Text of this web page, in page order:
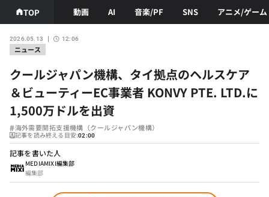
TOP 動画 AI 音楽/PF SNS アニメ/ゲーム
ニュース
2026.05.13 12:06
クールジャパン機構、タイ拠点のヘルスケア
＆ビューティーEC事業者 KONVY PTE. LTD.に
1,500万ドルを出資
#海外需要開拓支援機構（クールジャパン機構）
記事を読み終える目安:02:00
記事を書いた人
MEDIAMIXI編集部
編集部